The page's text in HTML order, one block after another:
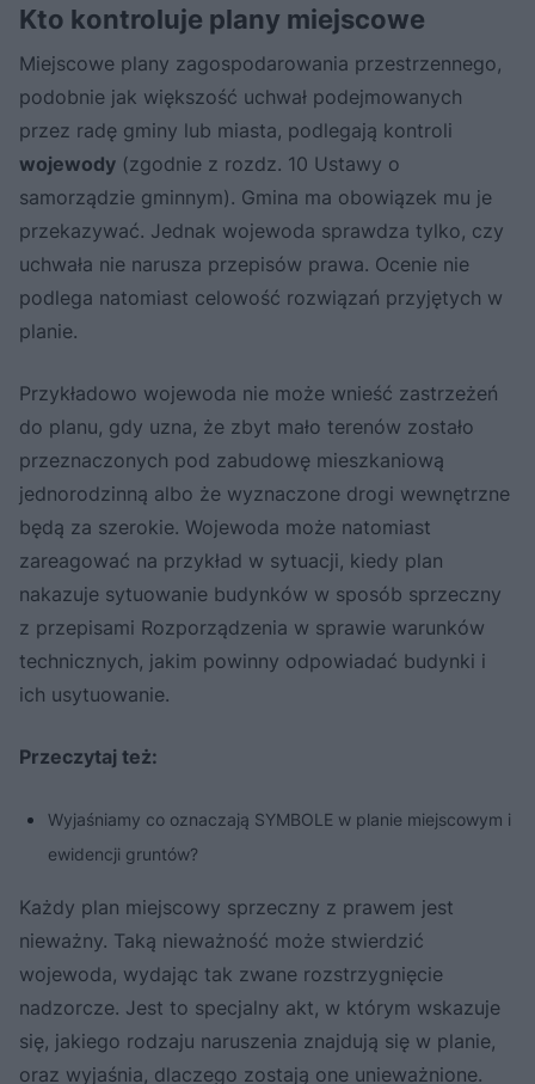
Kto kontroluje plany miejscowe
Miejscowe plany zagospodarowania przestrzennego,
podobnie jak większość uchwał podejmowanych
przez radę gminy lub miasta, podlegają kontroli
wojewody (zgodnie z rozdz. 10 Ustawy o
samorządzie gminnym). Gmina ma obowiązek mu je
przekazywać. Jednak wojewoda sprawdza tylko, czy
uchwała nie narusza przepisów prawa. Ocenie nie
podlega natomiast celowość rozwiązań przyjętych w
planie.
Przykładowo wojewoda nie może wnieść zastrzeżeń
do planu, gdy uzna, że zbyt mało terenów zostało
przeznaczonych pod zabudowę mieszkaniową
jednorodzinną albo że wyznaczone drogi wewnętrzne
będą za szerokie. Wojewoda może natomiast
zareagować na przykład w sytuacji, kiedy plan
nakazuje sytuowanie budynków w sposób sprzeczny
z przepisami Rozporządzenia w sprawie warunków
technicznych, jakim powinny odpowiadać budynki i
ich usytuowanie.
Przeczytaj też:
Wyjaśniamy co oznaczają SYMBOLE w planie miejscowym i
ewidencji gruntów?
Każdy plan miejscowy sprzeczny z prawem jest
nieważny. Taką nieważność może stwierdzić
wojewoda, wydając tak zwane rozstrzygnięcie
nadzorcze. Jest to specjalny akt, w którym wskazuje
się, jakiego rodzaju naruszenia znajdują się w planie,
oraz wyjaśnia, dlaczego zostają one unieważnione.